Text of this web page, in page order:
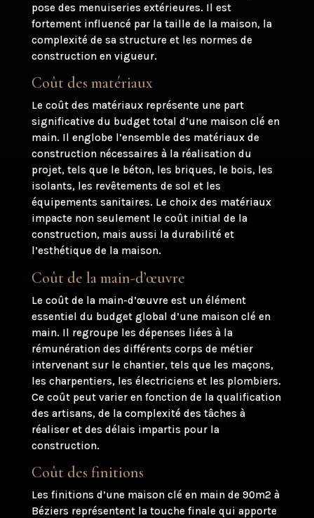
pose des menuiseries extérieures. Il est
fortement influencé par la taille de la maison, la
complexité de sa structure et les normes de
construction en vigueur.
Coût des matériaux
Le coût des matériaux représente une part
significative du budget total d’une maison clé en
main. Il englobe l’ensemble des matériaux de
construction nécessaires à la réalisation du
projet, tels que le béton, les briques, le bois, les
isolants, les revêtements de sol et les
équipements sanitaires. Le choix des matériaux
impacte non seulement le coût initial de la
construction, mais aussi la durabilité et
l’esthétique de la maison.
Coût de la main-d’œuvre
Le coût de la main-d’œuvre est un élément
essentiel du budget global d’une maison clé en
main. Il regroupe les dépenses liées à la
rémunération des différents corps de métier
intervenant sur le chantier, tels que les maçons,
les charpentiers, les électriciens et les plombiers.
Ce coût peut varier en fonction de la qualification
des artisans, de la complexité des tâches à
réaliser et des délais impartis pour la
construction.
Coût des finitions
Les finitions d’une maison clé en main de 90m2 à
Béziers représentent la touche finale qui apporte